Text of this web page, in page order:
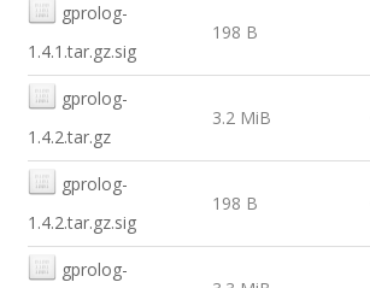
gprolog-
1.4.1.tar.gz.sig
198 B
gprolog-
1.4.2.tar.gz
3.2 MiB
gprolog-
1.4.2.tar.gz.sig
198 B
gprolog-